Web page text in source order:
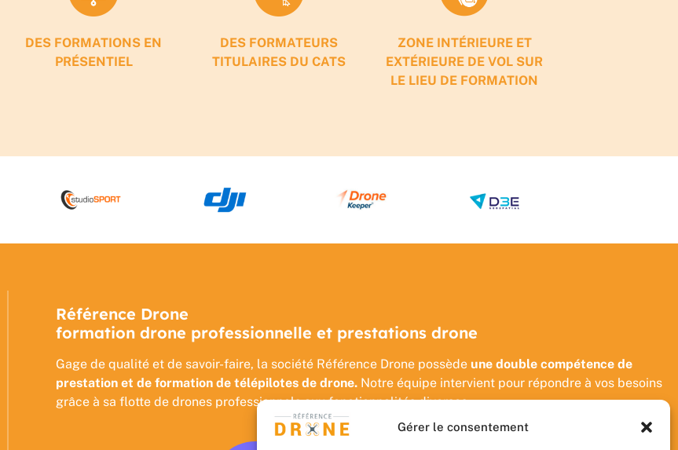
Gérer le consentement
DES FORMATIONS EN
PRÉSENTIEL
DES FORMATEURS
TITULAIRES DU CATS
ZONE INTÉRIEURE ET
EXTÉRIEURE DE VOL SUR
LE LIEU DE FORMATION
Référence Drone
formation drone professionnelle et prestations drone
Gage de qualité et de savoir-faire, la société Référence Drone possède une double compétence de
prestation et de formation de télépilotes de drone. Notre équipe intervient pour répondre à vos besoins
grâce à sa flotte de drones professionnels aux fonctionnalités diverses.